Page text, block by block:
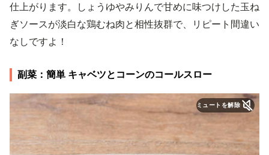
仕上がります。しょうゆやみりんで甘めに味つけした玉ね
ぎソースが淡白な鶏むね肉と相性抜群で、リピート間違い
なしですよ！
副菜：簡単 キャベツとコーンのコールスロー
ミュートを解除